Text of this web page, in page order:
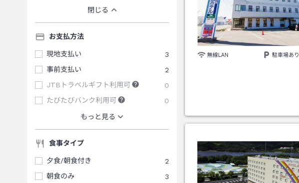
閉じる
お支払方法
現地支払い
3
事前支払い
2
JTBトラベルギフト利用可
0
たびたびバンク利用可
0
もっと見る
食事タイプ
夕食/朝食付き
2
朝食のみ
3
無線LAN 駐車場あり